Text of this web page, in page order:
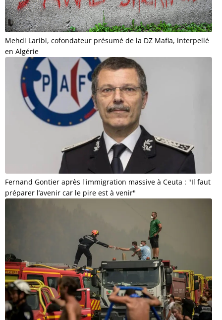
Mehdi Laribi, cofondateur présumé de la DZ Mafia, interpellé
en Algérie
Fernand Gontier après l'immigration massive à Ceuta : "Il faut
préparer l’avenir car le pire est à venir"